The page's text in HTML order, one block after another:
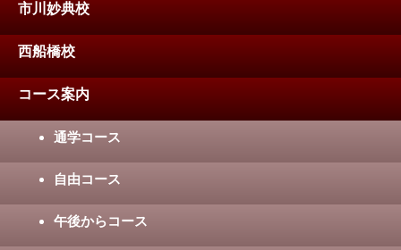
市川妙典校
西船橋校
コース案内
通学コース
自由コース
午後からコース